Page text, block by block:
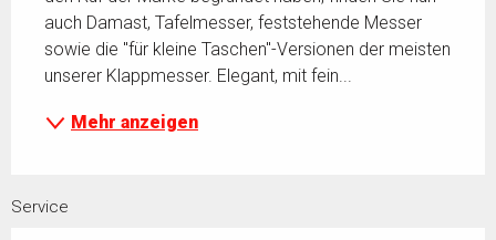
auch Damast, Tafelmesser, feststehende Messer
sowie die "für kleine Taschen"-Versionen der meisten
unserer Klappmesser. Elegant, mit fein...
Mehr anzeigen
Service